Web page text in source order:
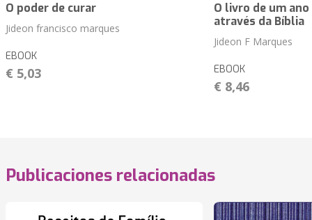
O poder de curar
Jideon francisco marques
EBOOK
€ 5,03
O livro de um
através da Bíblia
Jideon F Marques
EBOOK
€ 8,46
Publicaciones relacionadas